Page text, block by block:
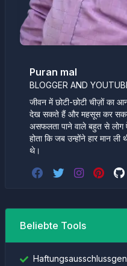
Puran mal
BLOGGER AND
जीवन में छोटी-छोटी चीज़ों
देख सकते हैं और महसूस कर सकते
असफलता पाने वाले बहुत से लोग
होता कि जब उन्होंने हार मान
थे।
Beliebte Tools